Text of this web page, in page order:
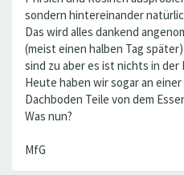
sondern hintereinander
Das wird alles dankend
(meist einen halben Tag
sind zu aber es ist nichts in der
Heute haben wir sogar an
Dachboden Teile von dem
Was nun?
MfG